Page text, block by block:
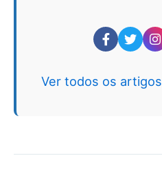
Ver todos os artigos